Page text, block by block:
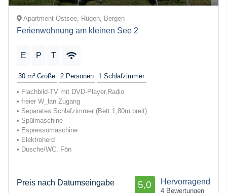
Apartment Ostsee, Rügen, Bergen
Ferienwohnung am kleinen See 2
E P T
30 m² Größe 2 Personen 1 Schlafzimmer
• Flachbild-TV mit DVD-Player,Radio
• freier W_lan Zugang
• Separates Schlafzimmer (Bett 1,80m breit)
• Spülmaschine
• Espressomaschine
• Elektroherd
• Dusche/WC, Fön
Preis nach Datumseingabe Hervorragend
5,0
4 Bewertungen